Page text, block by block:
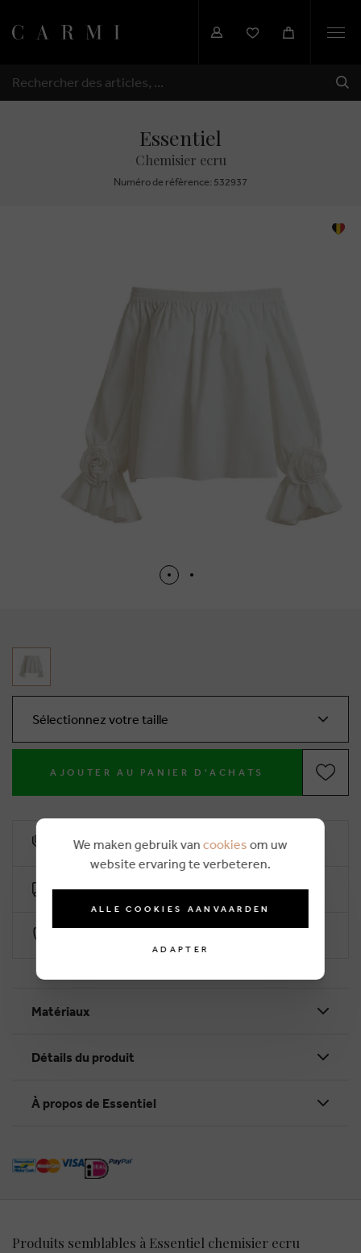
RECHERCHER
Essentiel
Chemisier ecru
Numéro de réfèrence: 532937
Sélectionnez votre taille
AJOUTER AU PANIER D'ACHATS
10% remise de fidélité
Livraison gratuite dès €50 (2-4 jours ouvrables)
Matériaux
Détails du produit
À propos de Essentiel
Produits semblables à Essentiel chemisier ecru
We maken gebruik van cookies om uw
website ervaring te verbeteren.
ALLE COOKIES AANVAARDEN
ADAPTER